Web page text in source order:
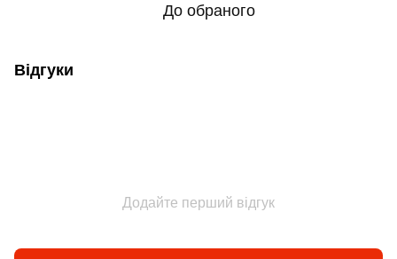
До обраного
Відгуки
Додайте перший відгук